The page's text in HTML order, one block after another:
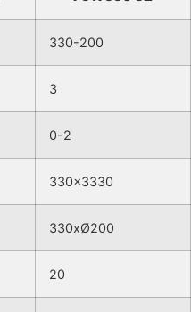
330-200
3
0-2
330×3330
330xØ200
20